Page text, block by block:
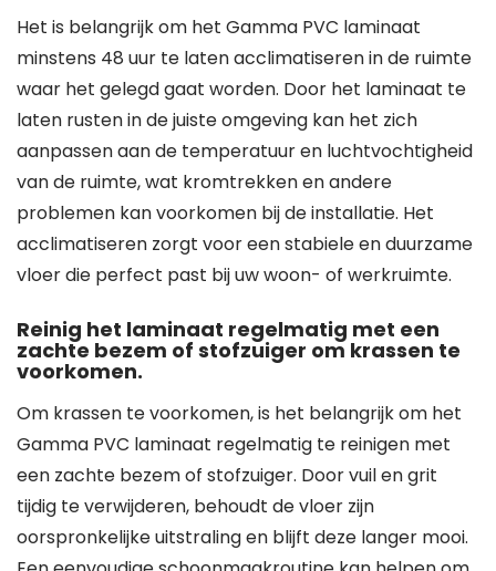
Het is belangrijk om het Gamma PVC laminaat
minstens 48 uur te laten acclimatiseren in de ruimte
waar het gelegd gaat worden. Door het laminaat te
laten rusten in de juiste omgeving kan het zich
aanpassen aan de temperatuur en luchtvochtigheid
van de ruimte, wat kromtrekken en andere
problemen kan voorkomen bij de installatie. Het
acclimatiseren zorgt voor een stabiele en duurzame
vloer die perfect past bij uw woon- of werkruimte.
Reinig het laminaat regelmatig met een
zachte bezem of stofzuiger om krassen te
voorkomen.
Om krassen te voorkomen, is het belangrijk om het
Gamma PVC laminaat regelmatig te reinigen met
een zachte bezem of stofzuiger. Door vuil en grit
tijdig te verwijderen, behoudt de vloer zijn
oorspronkelijke uitstraling en blijft deze langer mooi.